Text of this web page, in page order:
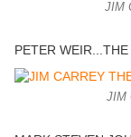
JIM
PETER
JIM